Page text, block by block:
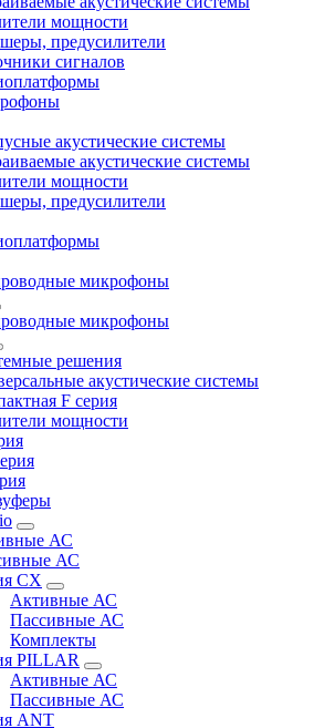
мощности
предусилители
сигналов
акустические системы
акустические системы
мощности
предусилители
микрофоны
микрофоны
решения
акустические системы
F серия
мощности
АС
АС
CX
Активные АС
Пассивные АС
Комплекты
PILLAR
Активные АС
Пассивные АС
ANT